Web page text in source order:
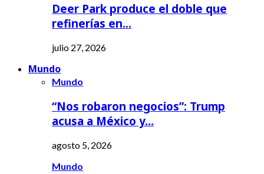
Deer Park produce el doble que
refinerías en…
julio 27, 2026
Mundo
Mundo
“Nos robaron negocios”: Trump
acusa a México y…
agosto 5, 2026
Mundo